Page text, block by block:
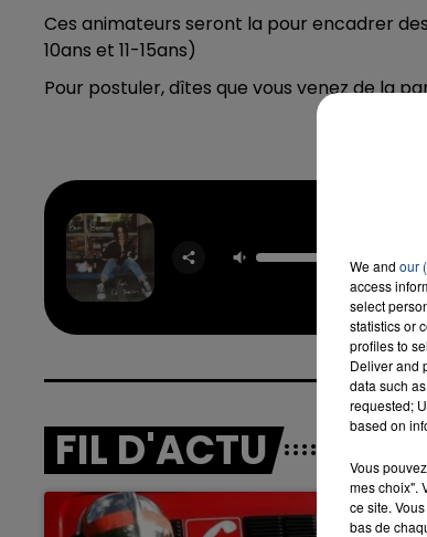
Ces animateurs seront la pour encadrer
10ans et 11-15ans)
Pour postuler, dîtes que vous venez de la
FIL D'ACTU
We and our
access
select
statistics or
profiles to
Deliver and
data such
requested;
based on
Vous
mes choix".
ce site.
bas de